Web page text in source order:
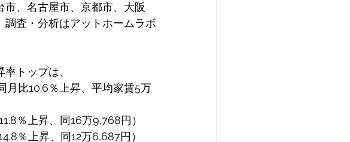
、名古屋市、京都市、大阪
査・分析はアットホームラボ
トップは、
比10.6％上昇、平均家賃5万
％上昇、同16万9,768円）
％上昇、同12万6,687円）